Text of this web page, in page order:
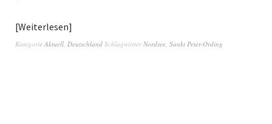
Weiterlesen
Kategorie Aktuell, Deutschland SchlagwörterNordsee, Sankt Peter-Ording